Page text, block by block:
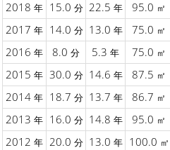
2018 年 15.0 分 22.5 年 95.0 ㎡
2017 年 14.0 分 13.0 年 75.0 ㎡
2016 年 8.0 分 5.3 年 75.0 ㎡
2015 年 30.0 分 14.6 年 87.5 ㎡
2014 年 18.7 分 13.7 年 86.7 ㎡
2013 年 16.0 分 14.8 年 95.0 ㎡
2012 年 20.0 分 13.0 年 100.0 ㎡